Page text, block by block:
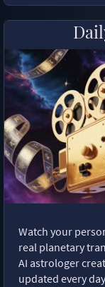
Watch your
real planetary
AI astrologer
updated every